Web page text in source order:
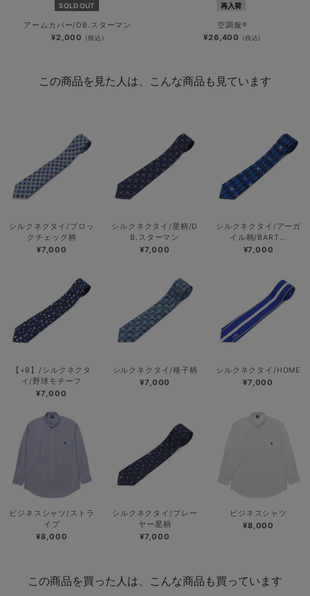
SOLD OUT
アームカバー/DB.スターマン
¥2,000 (税込)
再入荷
空調服®
¥26,400 (税込)
この商品を見た人は、こんな商品も見ています
シルクネクタイ/ブロッ
クチェック柄
¥7,000
シルクネクタイ/星柄/D
B.スターマン
¥7,000
シルクネクタイ/アーガ
イル柄/BART...
¥7,000
【+B】/シルクネクタ
イ/野球モチーフ
¥7,000
シルクネクタイ/格子柄
¥7,000
シルクネクタイ/HOME
¥7,000
ビジネスシャツ/ストラ
イプ
¥8,000
シルクネクタイ/プレー
ヤー星柄
¥7,000
ビジネスシャツ
¥8,000
この商品を買った人は、こんな商品も買っています